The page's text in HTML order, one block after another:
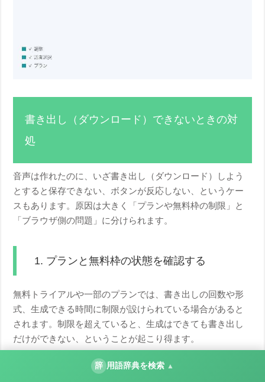
書き出し（ダウンロード）できないときの対
処
音声は作れたのに、いざ書き出し（ダウンロード）しよう
とすると保存できない、ボタンが反応しない、というケー
スもあります。原因は大きく「プランや無料枠の制限」と
「ブラウザ側の問題」に分けられます。
1. プランと無料枠の状態を確認する
無料トライアルや一部のプランでは、書き出しの回数や形
式、生成できる時間に制限が設けられている場合があると
されます。制限を超えていると、生成はできても書き出し
だけができない、ということが起こり得ます。
アカウントのプラン情報や利用状況の画面を開きます。
辞 用語辞典を検索 ▲